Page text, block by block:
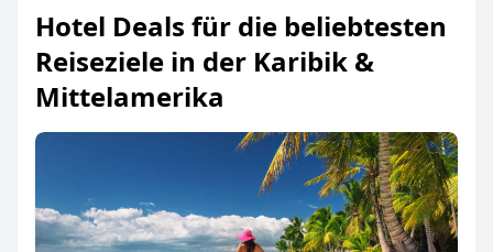
Hotel Deals für die beliebtesten
Reiseziele in der Karibik &
Mittelamerika